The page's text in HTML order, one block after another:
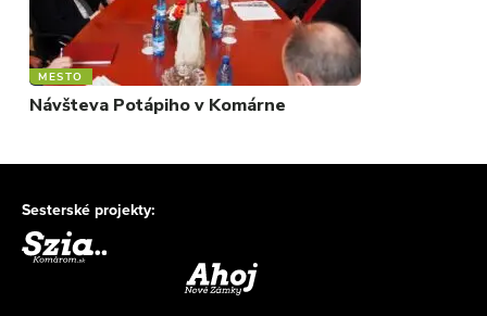
MIX
MESTO
Návšteva Potápiho v Komárne
Sesterské projekty: